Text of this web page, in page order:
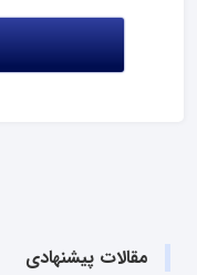
مقالات پیشنهادی